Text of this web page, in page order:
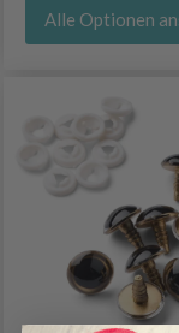
Alle Optionen